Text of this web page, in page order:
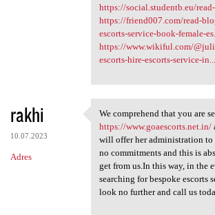
https://social.studentb.eu/
https://friend007.com/read-
escorts-service-book-female-es...
https://www.wikiful.com/
escorts-hire-escorts-service-in...
rakhi
10.07.2023
Adres
We comprehend that
We comprehend that you are
https://www.goaescorts.net.in/
will offer her administration to
no commitments and this is
get from us.In this way, in the
searching for bespoke escorts
look no further and call us